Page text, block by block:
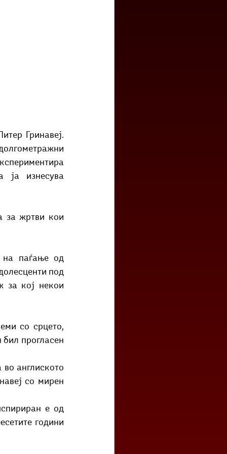
Гринавеј.
ја изнесува
за жртви кои
на паѓање од
под
за кој некои
со срцето,
бил прогласен
во англиското
со мирен
е од
години